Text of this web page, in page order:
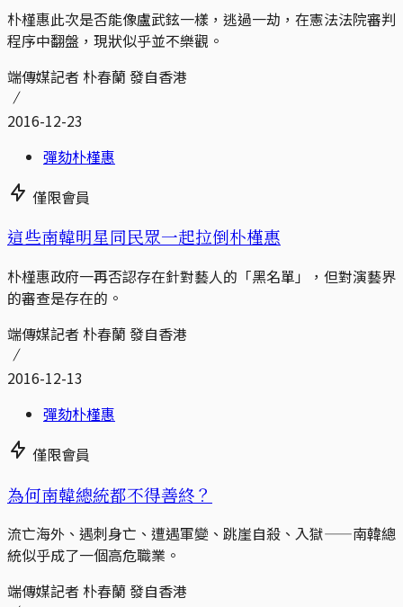
朴槿惠此次是否能像盧武鉉一樣，逃過一劫，在憲法法院審判
程序中翻盤，現狀似乎並不樂觀。
端傳媒記者 朴春蘭 發自香港
2016-12-23
彈劾朴槿惠
僅限會員
這些南韓明星同民眾一起拉倒朴槿惠
朴槿惠政府一再否認存在針對藝人的「黑名單」，但對演藝界
的審查是存在的。
端傳媒記者 朴春蘭 發自香港
2016-12-13
彈劾朴槿惠
僅限會員
為何南韓總統都不得善終？
流亡海外、遇刺身亡、遭遇軍變、跳崖自殺、入獄——南韓總
統似乎成了一個高危職業。
端傳媒記者 朴春蘭 發自香港